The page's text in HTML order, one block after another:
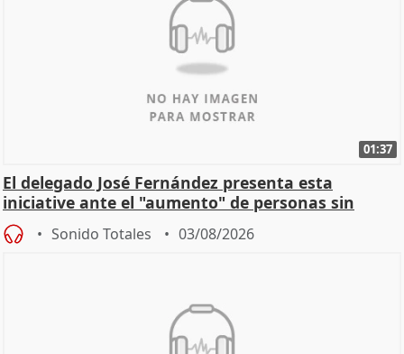
01:37
El delegado José Fernández presenta esta
iniciative ante el "aumento" de personas sin
hogar en Madri
Sonido Totales 03/08/2026